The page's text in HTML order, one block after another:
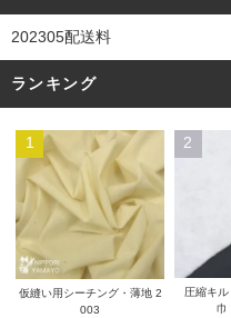
202305配送料
ランキング
1
仮縫い用シーチング・薄地 2
003
2
圧縮キ
巾